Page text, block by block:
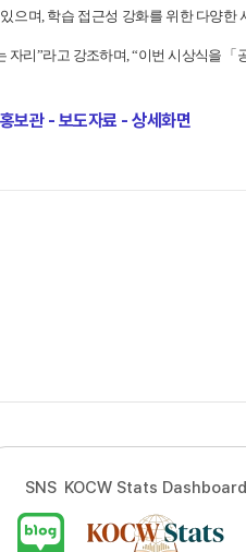
으며 학습 접근성 강화를 위한 다양한
자리”라고 강조하며, “이번 시상식을 「
보관 - 보도자료 - 상세화면
SNS KOCW Stats Dashboard